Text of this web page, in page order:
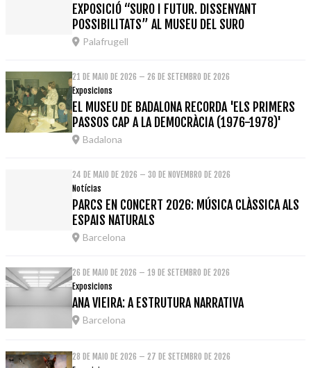
EXPOSICIÓ “SURO I FUTUR. DISSENYANT
POSSIBILITATS” AL MUSEU DEL SURO
Palafrugell
21 DE MAIO DE 2026 – 26 DE SETEMBRO DE 2026
Exposicions
EL MUSEU DE BADALONA RECORDA 'ELS PRIMERS
PASSOS CAP A LA DEMOCRÀCIA (1976-1978)'
Badalona
24 DE MAIO DE 2026 – 30 DE NOVEMBRO DE 2026
Notícias
PARCS EN CONCERT 2026: MÚSICA CLÀSSICA ALS
ESPAIS NATURALS
Barcelona
26 DE MAIO DE 2026 – 19 DE SETEMBRO DE 2026
Exposicions
ANA VIEIRA: A ESTRUTURA NARRATIVA
Barcelona
28 DE MAIO DE 2026 – 27 DE SETEMBRO DE 2026